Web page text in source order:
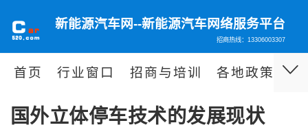
新能源汽车网--新能源汽车网络服务平台
招商热线：13306003307
首页 行业窗口 招商与培训 各地政策 泊
国外立体停车技术的发展现状